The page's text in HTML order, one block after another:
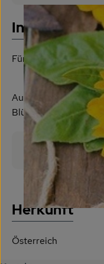
Entdecke
Info
Für Topf und Beet.
Aussaatzeit: März,
Blütezeit: August,
Herkunft
Österreich